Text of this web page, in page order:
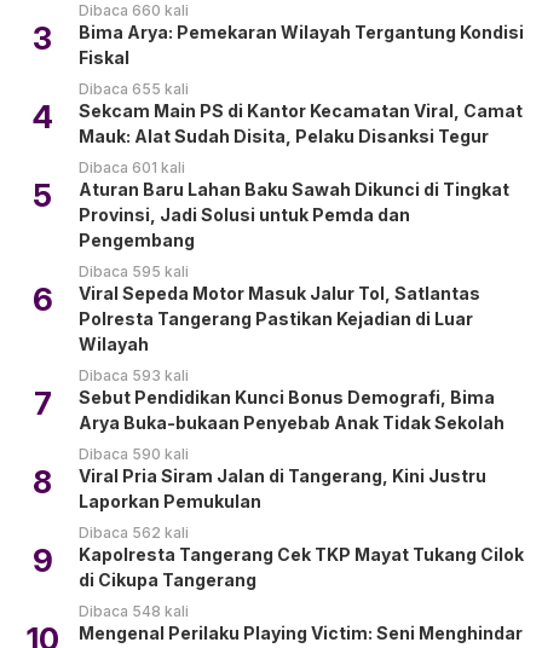
Dibaca 660 kali
3
Bima Arya: Pemekaran Wilayah Tergantung Kondisi
Fiskal
Dibaca 655 kali
4
Sekcam Main PS di Kantor Kecamatan Viral, Camat
Mauk: Alat Sudah Disita, Pelaku Disanksi Tegur
Dibaca 601 kali
5
Aturan Baru Lahan Baku Sawah Dikunci di Tingkat
Provinsi, Jadi Solusi untuk Pemda dan
Pengembang
Dibaca 595 kali
6
Viral Sepeda Motor Masuk Jalur Tol, Satlantas
Polresta Tangerang Pastikan Kejadian di Luar
Wilayah
Dibaca 593 kali
7
Sebut Pendidikan Kunci Bonus Demografi, Bima
Arya Buka-bukaan Penyebab Anak Tidak Sekolah
Dibaca 590 kali
8
Viral Pria Siram Jalan di Tangerang, Kini Justru
Laporkan Pemukulan
Dibaca 562 kali
9
Kapolresta Tangerang Cek TKP Mayat Tukang Cilok
di Cikupa Tangerang
Dibaca 548 kali
10 Mengenal Perilaku Playing Victim: Seni Menghindar